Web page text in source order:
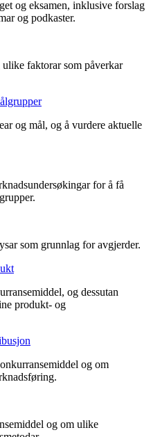
og eksamen, inklusive forslag
og podkaster.
faktorar som påverkar
og mål, og å vurdere aktuelle
for å få
som grunnlag for avgjerder.
og dessutan
produkt- og
og om
og om ulike